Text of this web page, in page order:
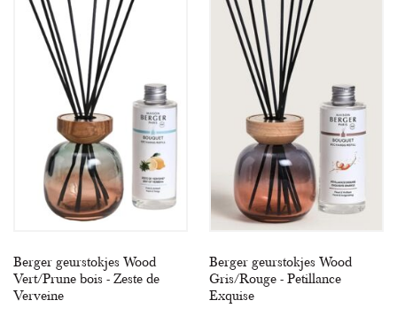
Berger geurstokjes Wood
Vert/Prune bois - Zeste de
Verveine
Berger geurstokjes Wood
Gris/Rouge - Petillance
Exquise